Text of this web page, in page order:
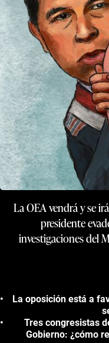
La OEA vendrá y se
presidente
investigaciones del
La oposición está a
Tres congresistas
Gobierno: ¿cómo